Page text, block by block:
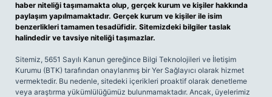
haber niteliği taşımamakta olup, gerçek kurum ve kişiler hakkında
paylaşım yapılmamaktadır. Gerçek kurum ve kişiler ile isim
benzerlikleri tamamen tesadüfidir. Sitemizdeki bilgiler taslak
halindedir ve tavsiye niteliği taşımazlar.
Sitemiz, 5651 Sayılı Kanun gereğince Bilgi Teknolojileri ve İletişim
Kurumu (BTK) tarafından onaylanmış bir Yer Sağlayıcı olarak hizmet
vermektedir. Bu nedenle, sitedeki içerikleri proaktif olarak denetleme
veya araştırma yükümlülüğümüz bulunmamaktadır. Ancak, üyelerimiz